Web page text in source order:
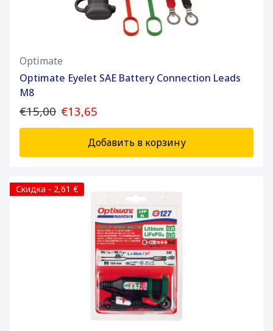
Optimate
Optimate Eyelet SAE Battery Connection Leads
M8
€15,00 €13,65
Добавить в корзину
Скидка - 2,61 €